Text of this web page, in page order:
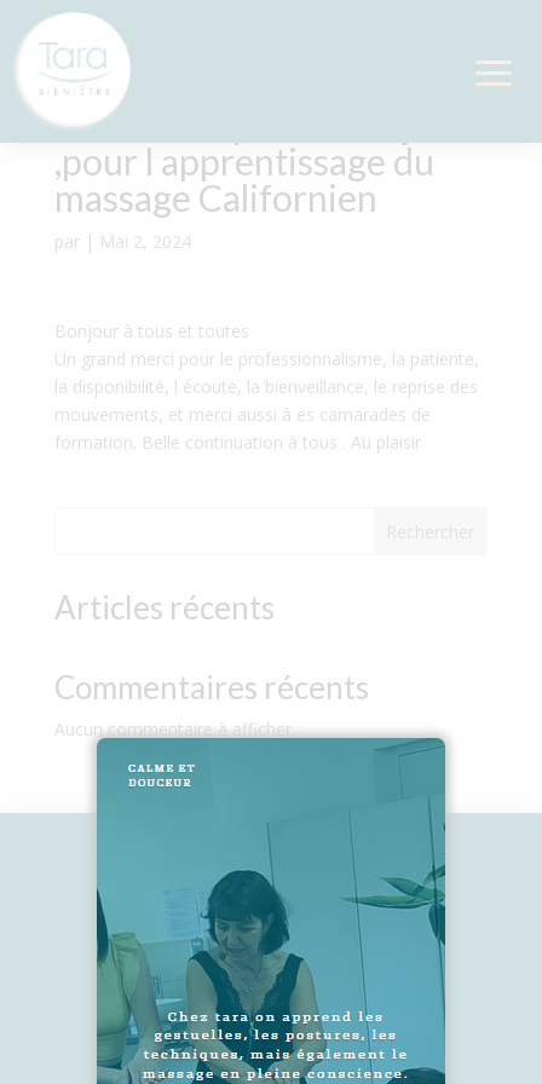
Pour Isabelle notre
formatrice pour ces 3 jours
,pour l apprentissage du
massage Californien
par | Mai 2, 2024
Bonjour à tous et toutes
Un grand merci pour le professionnalisme, la patiente,
la disponibilité, l écoute, la bienveillance, le reprise des
mouvements, et merci aussi à es camarades de
formation. Belle continuation à tous . Au plaisir
Rechercher
Articles récents
Commentaires récents
Aucun commentaire à afficher.